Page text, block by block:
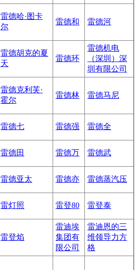
雷德哈·图卡
尔
雷德和 雷德河
雷德胡克的夏
天
雷德环
雷德机电
（深圳）深
圳有限公司
雷德克利芙·
霍尔
雷德林 雷德马尼
雷德七 雷德强 雷德全
雷德田 雷德万 雷德武
雷德亚太 雷德亦 雷德蒸汽压
雷灯照 雷登80 雷登泰
雷登焰
雷迪埃
集团有
限公司
雷迪恩的三
维领导力方
格